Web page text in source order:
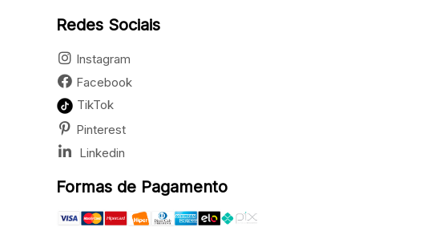
Redes Sociais
Instagram
Facebook
TikTok
Pinterest
Linkedin
Formas de Pagamento